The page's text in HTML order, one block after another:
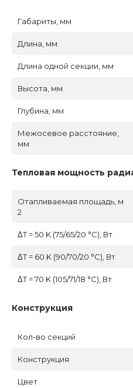
Габариты, мм
Длина, мм
Длина одной секции, мм
Высота, мм
Глубина, мм
Межосевое расстояние,
мм
Тепловая мощность
Отапливаемая площадь, м
2
ΔT = 50 K (75/65/20 °C), Вт
ΔT = 60 K (90/70/20 °C), Вт
ΔT = 70 K (105/71/18 °C), Вт
Конструкция
Кол-во секций
Конструкция
Цвет